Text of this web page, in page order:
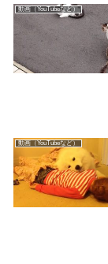
動画（YouTubeなど）
動画（YouTubeなど）